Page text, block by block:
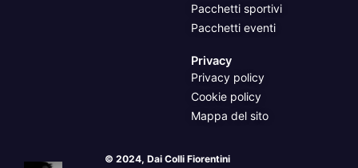
Pacchetti sportivi
Pacchetti eventi
Privacy
Privacy policy
Cookie policy
Mappa del sito
© 2024, Dai Colli Fiorentini